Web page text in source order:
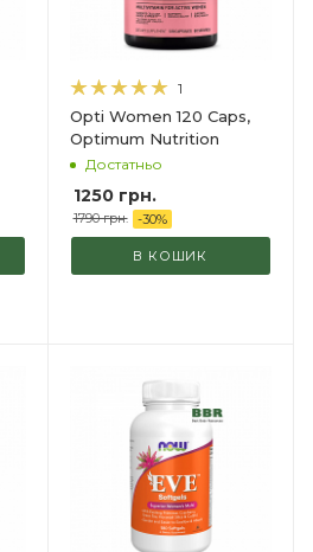
1
Opti Women 120 Caps,
Optimum Nutrition
Достатньо
1250 грн.
1790 грн. -30%
В КОШИК